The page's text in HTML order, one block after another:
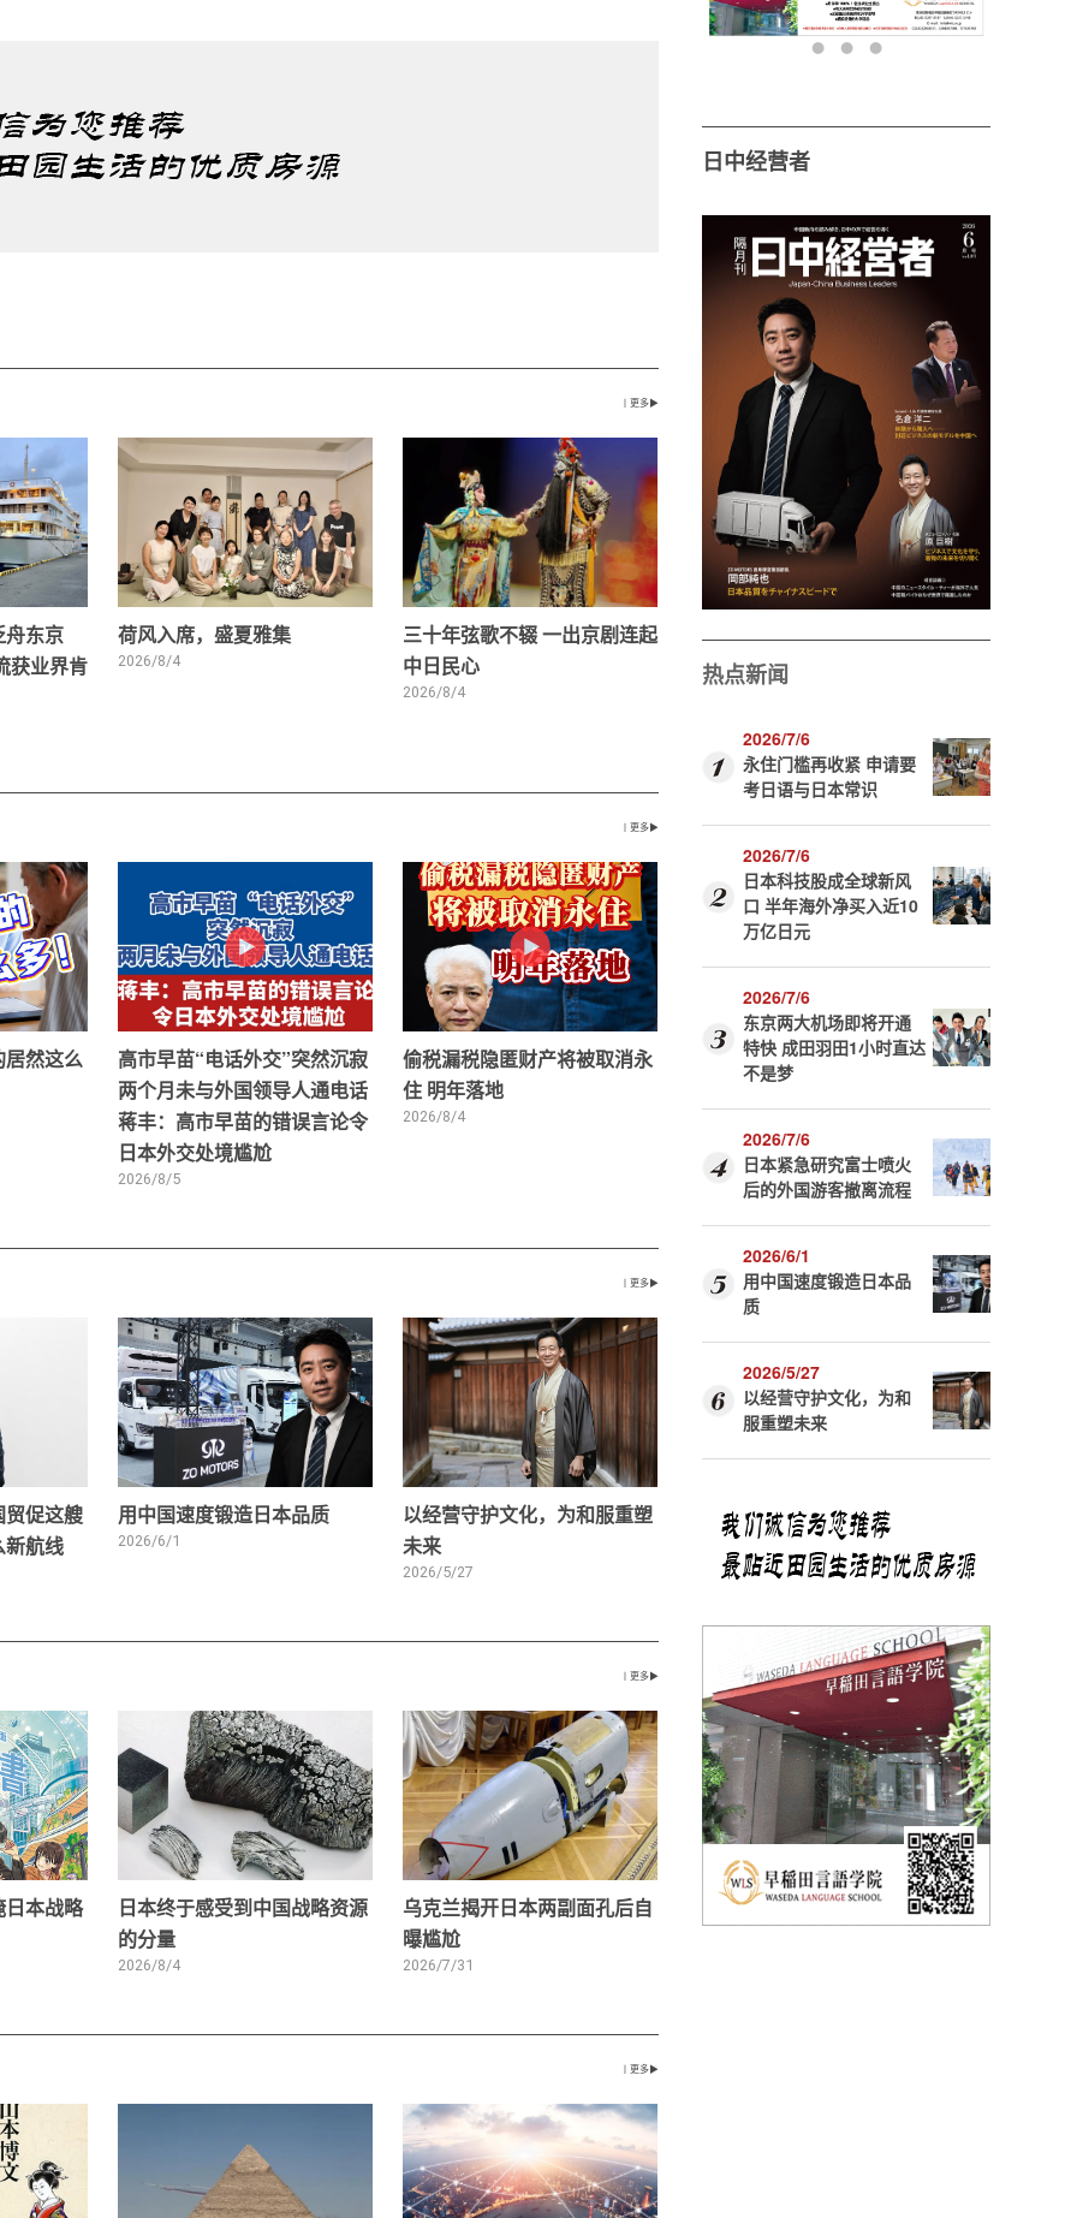
丨更多▶
舟东京
获业界肯
荷风入席，盛夏雅集
2026/8/4
三十年弦歌不辍 一出京剧连起
中日民心
2026/8/4
丨更多▶
然这么
高市早苗“电话外交”突然沉寂
两个月未与外国领导人通电话
蒋丰：高市早苗的错误言论令
日本外交处境尴尬
2026/8/5
偷税漏税隐匿财产将被取消永
住 明年落地
2026/8/4
丨更多▶
促这艘
新航线
用中国速度锻造日本品质
2026/6/1
以经营守护文化，为和服重塑
未来
2026/5/27
丨更多▶
日本战略
日本终于感受到中国战略资源
的分量
2026/8/4
乌克兰揭开日本两副面孔后自
曝尴尬
2026/7/31
丨更多▶
日中经营者
热点新闻
2026/7/6
永住门槛再收紧 申请要
考日语与日本常识
2026/7/6
日本科技股成全球新风
口 半年海外净买入近10
万亿日元
2026/7/6
东京两大机场即将开通
特快 成田羽田1小时直达
不是梦
2026/7/6
日本紧急研究富士喷火
后的外国游客撤离流程
2026/6/1
用中国速度锻造日本品
质
2026/5/27
以经营守护文化，为和
服重塑未来